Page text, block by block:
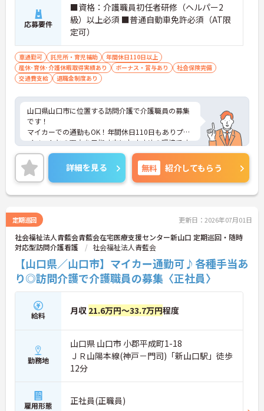
応募要件
■資格：介護職員初任者研修（ヘルパー2
級）以上必須 ■普通自動車免許必須（AT限
定可）
車通勤可 託児所・育児補助
年間休日110日以上
産休･育休･介護休暇取得実績あり
ボーナス・賞与あり
社会保険完備
交通費支給
退職金制度あり
山口県山口市に位置する訪問介護で介護職員の募集
です！
マイカーでの通勤もOK！年間休日110日もありプラ
イベートとの両立を目指す方におすすめの環境です
◎昇給や賞与制度があり、頑張りが評価されてしっ
かりと還元されます。さらに各種手当も充実してい
るのは嬉しいポイントです◎利用可能な託児施設も
あり、小さなお子さんがいる方でも安心して働くこ
とができる環境です！フォロー体制もあり、経験に
こちらの求人にご興味がございましたら面接のポイ
ントもお伝えしますので是非ご応募お待ちしており
ます。
詳細を見る 無料 紹介してもらう
定期巡回 更新日：2026年07月01日
社会福祉法人青藍会青藍会在宅医療支援センター新山口 定期巡回・随時
対応型訪問介護看護
社会福祉法人青藍会
【山口県／山口市】マイカー通勤可♪各種手当あ
り◎訪問介護で介護職員の募集〈正社員〉
給料 月収 21.6万円～33.7万円程度
勤務地
山口県 山口市 小郡平成町1-18
ＪＲ山陽本線(神戸－門司)「新山口駅」徒歩
12分
雇用形態 正社員(正職員)